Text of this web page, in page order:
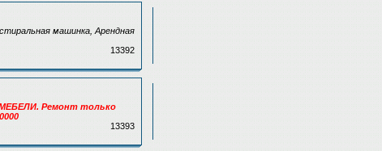
машинка, Арендная
13392
МЕБЕЛИ. Ремонт только
13393